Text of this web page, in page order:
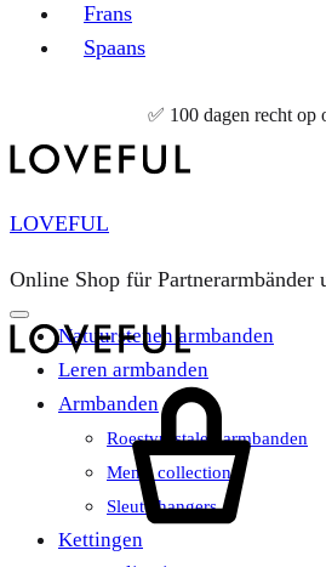
Frans
Spaans
✅ 100 dagen recht op
LOVEFUL
Online Shop für Partnerarmbänder
Natuurstenen armbanden
Leren armbanden
Armbanden
Roestvrijstalen armbanden
Men’s collection
Sleutelhangers
Kettingen